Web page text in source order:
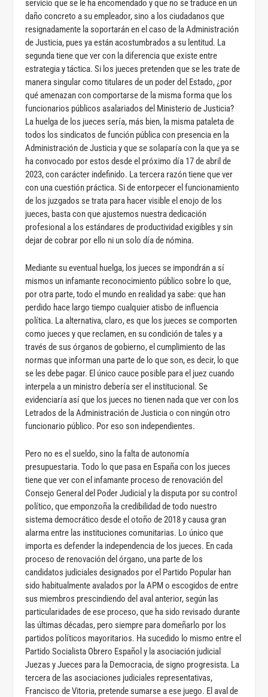
servicio que se le ha encomendado y que no se traduce en un
daño concreto a su empleador, sino a los ciudadanos que
resignadamente la soportarán en el caso de la Administración
de Justicia, pues ya están acostumbrados a su lentitud. La
segunda tiene que ver con la diferencia que existe entre
estrategia y táctica. Si los jueces pretenden que se les trate de
manera singular como titulares de un poder del Estado, ¿por
qué amenazan con comportarse de la misma forma que los
funcionarios públicos asalariados del Ministerio de Justicia?
La huelga de los jueces sería, más bien, la misma pataleta de
todos los sindicatos de función pública con presencia en la
Administración de Justicia y que se solaparía con la que ya se
ha convocado por estos desde el próximo día 17 de abril de
2023, con carácter indefinido. La tercera razón tiene que ver
con una cuestión práctica. Si de entorpecer el funcionamiento
de los juzgados se trata para hacer visible el enojo de los
jueces, basta con que ajustemos nuestra dedicación
profesional a los estándares de productividad exigibles y sin
dejar de cobrar por ello ni un solo día de nómina.
Mediante su eventual huelga, los jueces se impondrán a sí
mismos un infamante reconocimiento público sobre lo que,
por otra parte, todo el mundo en realidad ya sabe: que han
perdido hace largo tiempo cualquier atisbo de influencia
política. La alternativa, claro, es que los jueces se comporten
como jueces y que reclamen, en su condición de tales y a
través de sus órganos de gobierno, el cumplimiento de las
normas que informan una parte de lo que son, es decir, lo que
se les debe pagar. El único cauce posible para el juez cuando
interpela a un ministro debería ser el institucional. Se
evidenciaría así que los jueces no tienen nada que ver con los
Letrados de la Administración de Justicia o con ningún otro
funcionario público. Por eso son independientes.
Pero no es el sueldo, sino la falta de autonomía
presupuestaria. Todo lo que pasa en España con los jueces
tiene que ver con el infamante proceso de renovación del
Consejo General del Poder Judicial y la disputa por su control
político, que emponzoña la credibilidad de todo nuestro
sistema democrático desde el otoño de 2018 y causa gran
alarma entre las instituciones comunitarias. Lo único que
importa es defender la independencia de los jueces. En cada
proceso de renovación del órgano, una parte de los
candidatos judiciales designados por el Partido Popular han
sido habitualmente avalados por la APM o escogidos de entre
sus miembros prescindiendo del aval anterior, según las
particularidades de ese proceso, que ha sido revisado durante
las últimas décadas, pero siempre para domeñarlo por los
partidos políticos mayoritarios. Ha sucedido lo mismo entre el
Partido Socialista Obrero Español y la asociación judicial
Juezas y Jueces para la Democracia, de signo progresista. La
tercera de las asociaciones judiciales representativas,
Francisco de Vitoria, pretende sumarse a ese juego. El aval de